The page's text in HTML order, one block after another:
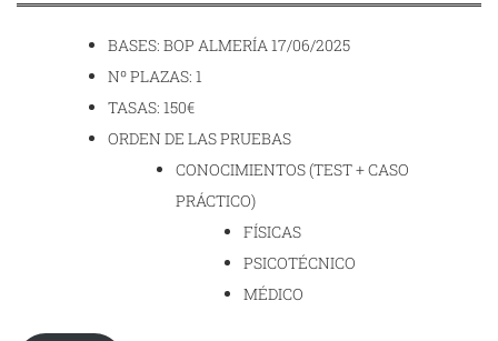
BASES: BOP ALMERÍA 17/06/2025
Nº PLAZAS: 1
TASAS: 150€
ORDEN DE LAS PRUEBAS
CONOCIMIENTOS (TEST + CASO
PRÁCTICO)
FÍSICAS
PSICOTÉCNICO
MÉDICO